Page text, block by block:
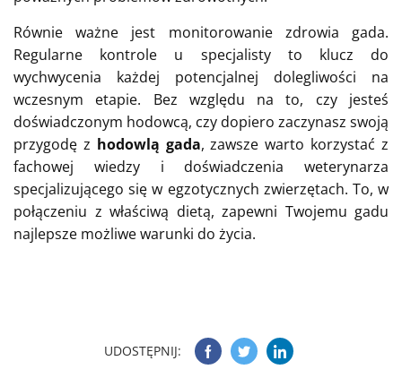
Równie ważne jest monitorowanie zdrowia gada.
Regularne kontrole u specjalisty to klucz do
wychwycenia każdej potencjalnej dolegliwości na
wczesnym etapie. Bez względu na to, czy jesteś
doświadczonym hodowcą, czy dopiero zaczynasz swoją
przygodę z hodowlą gada, zawsze warto korzystać z
fachowej wiedzy i doświadczenia weterynarza
specjalizującego się w egzotycznych zwierzętach. To, w
połączeniu z właściwą dietą, zapewni Twojemu gadu
najlepsze możliwe warunki do życia.
UDOSTĘPNIJ: